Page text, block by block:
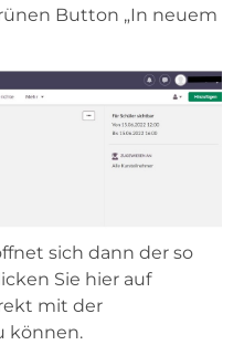
Button „In neuem
sich dann der so
Sie hier auf
mit der
können.